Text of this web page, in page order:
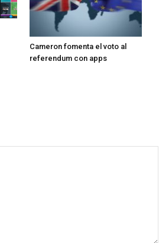
Cameron fomenta el voto al
referendum con apps